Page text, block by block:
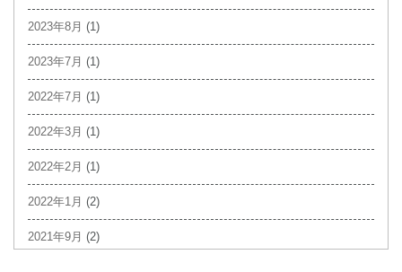
2023年8月 (1)
2023年7月 (1)
2022年7月 (1)
2022年3月 (1)
2022年2月 (1)
2022年1月 (2)
2021年9月 (2)